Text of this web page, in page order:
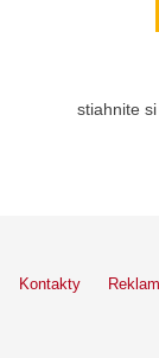
stiahnite
Kontakty